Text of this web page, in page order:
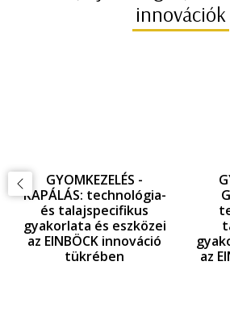
innovációk
GYOMKEZELÉS -
KAPÁLÁS: technológia-
és talajspecifikus
gyakorlata és eszközei
az EINBÖCK innováció
tükrében
az